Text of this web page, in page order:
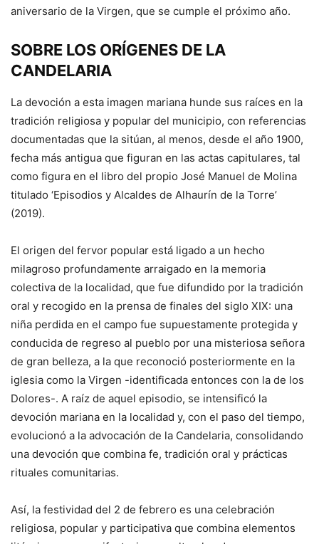
aniversario de la Virgen, que se cumple el próximo año.
SOBRE LOS ORÍGENES DE LA
CANDELARIA
La devoción a esta imagen mariana hunde sus raíces en la
tradición religiosa y popular del municipio, con referencias
documentadas que la sitúan, al menos, desde el año 1900,
fecha más antigua que figuran en las actas capitulares, tal
como figura en el libro del propio José Manuel de Molina
titulado ‘Episodios y Alcaldes de Alhaurín de la Torre’
(2019).
El origen del fervor popular está ligado a un hecho
milagroso profundamente arraigado en la memoria
colectiva de la localidad, que fue difundido por la tradición
oral y recogido en la prensa de finales del siglo XIX: una
niña perdida en el campo fue supuestamente protegida y
conducida de regreso al pueblo por una misteriosa señora
de gran belleza, a la que reconoció posteriormente en la
iglesia como la Virgen -identificada entonces con la de los
Dolores-. A raíz de aquel episodio, se intensificó la
devoción mariana en la localidad y, con el paso del tiempo,
evolucionó a la advocación de la Candelaria, consolidando
una devoción que combina fe, tradición oral y prácticas
rituales comunitarias.
Así, la festividad del 2 de febrero es una celebración
religiosa, popular y participativa que combina elementos